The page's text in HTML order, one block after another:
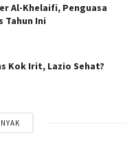
Al-Khelaifi, Penguasa
Tahun Ini
Kok Irit, Lazio Sehat?